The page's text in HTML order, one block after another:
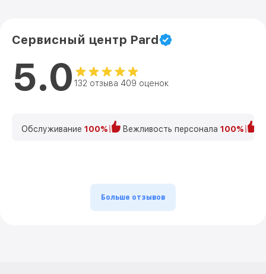
Сервисный центр Pard
5.0 132 отзыва 409 оценок
Обслуживание 100% Вежливость персонала 100%
Больше отзывов